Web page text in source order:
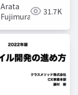
Arata
Fujimura
31.7K